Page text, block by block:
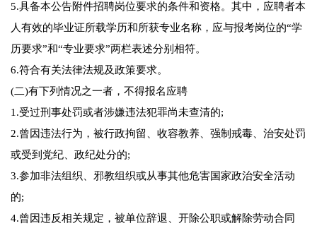
5.具备本公告附件招聘岗位要求的条件和资格。其中，应聘者本
人有效的毕业证所载学历和所获专业名称，应与报考岗位的“学
历要求”和“专业要求”两栏表述分别相符。
6.符合有关法律法规及政策要求。
(二)有下列情况之一者，不得报名应聘
1.受过刑事处罚或者涉嫌违法犯罪尚未查清的;
2.曾因违法行为，被行政拘留、收容教养、强制戒毒、治安处罚
或受到党纪、政纪处分的;
3.参加非法组织、邪教组织或从事其他危害国家政治安全活动
的;
4.曾因违反相关规定，被单位辞退、开除公职或解除劳动合同